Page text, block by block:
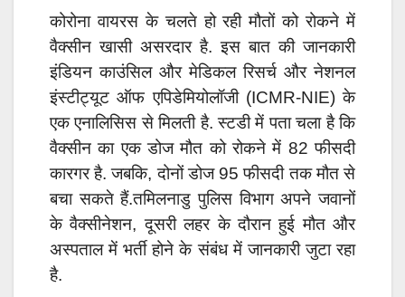
कोरोना वायरस के चलते हो रही मौतों को रोकने में
वैक्सीन खासी असरदार है. इस बात की जानकारी
इंडियन काउंसिल और मेडिकल रिसर्च और नेशनल
इंस्टीट्यूट ऑफ एपिडेमियोलॉजी (ICMR-NIE) के
एक एनालिसिस से मिलती है. स्टडी में पता चला है कि
वैक्सीन का एक डोज मौत को रोकने में 82 फीसदी
कारगर है. जबकि, दोनों डोज 95 फीसदी तक मौत से
बचा सकते हैं.तमिलनाडु पुलिस विभाग अपने जवानों
के वैक्सीनेशन, दूसरी लहर के दौरान हुई मौत और
अस्पताल में भर्ती होने के संबंध में जानकारी जुटा रहा
है.